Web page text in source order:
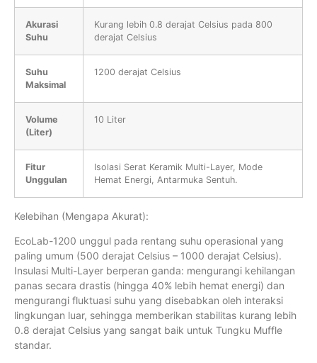
Akurasi
Suhu
Kurang lebih 0.8 derajat Celsius pada 800
derajat Celsius
Suhu
Maksimal
1200 derajat Celsius
Volume
(Liter)
10 Liter
Fitur
Unggulan
Isolasi Serat Keramik Multi-Layer, Mode
Hemat Energi, Antarmuka Sentuh.
Kelebihan (Mengapa Akurat):
EcoLab-1200 unggul pada rentang suhu operasional yang
paling umum (500 derajat Celsius – 1000 derajat Celsius).
Insulasi Multi-Layer berperan ganda: mengurangi kehilangan
panas secara drastis (hingga 40% lebih hemat energi) dan
mengurangi fluktuasi suhu yang disebabkan oleh interaksi
lingkungan luar, sehingga memberikan stabilitas kurang lebih
0.8 derajat Celsius yang sangat baik untuk Tungku Muffle
standar.